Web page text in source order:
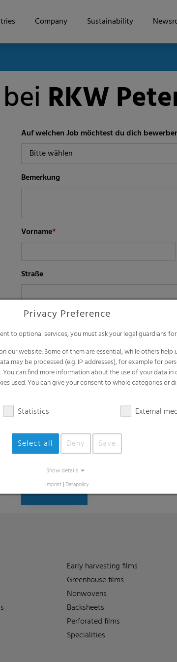
Company Sustainability
RKW
Auf welchen Job möchtest du dich
Bemerkung
Vorname*
Straße
PLZ/Ort
E-Mail*
Hiermit willige ich in die Verarbeitung
Daten zu Zwecken der Kontaktaufnahme
Meine Einwilligung kann ich jederzeit
data.protection@rkw-group.com
meiner personenbezogenen Daten
Absenden
Privacy Preference
to optional services, you must ask your legal guardians
our website. Some of them are essential, while others help
may be processed (e.g. IP addresses), for example for
can find more information about the use of your data in
used. You can give your consent to whole categories or
Statistics External
Select all Deny Save
Show details
Imprint | Datapolicy
Early harvesting films
Greenhouse films
Nonwovens
Backsheets
Perforated films
Specialities